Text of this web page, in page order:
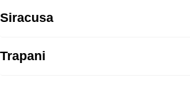
Siracusa
Trapani